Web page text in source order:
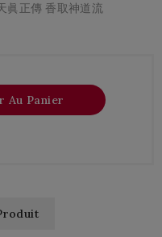
正傳 香取神道流
Au Panier